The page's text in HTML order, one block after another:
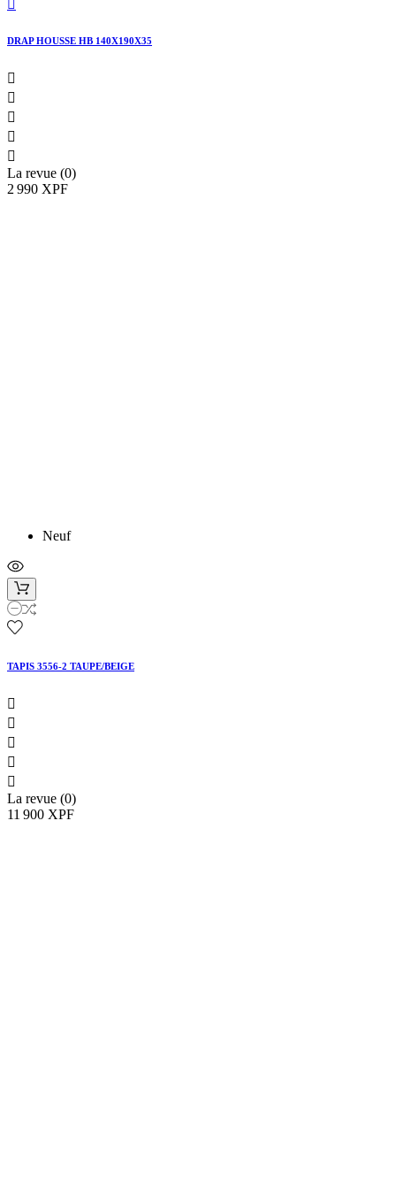

DRAP HOUSSE HB 140X190X35





La revue (0)
2 990 XPF
Neuf
TAPIS 3556-2 TAUPE/BEIGE





La revue (0)
11 900 XPF